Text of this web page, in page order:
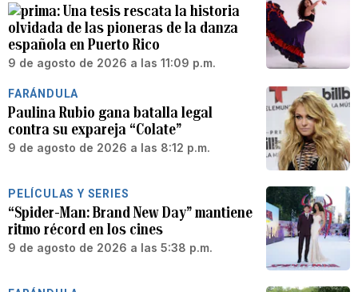
Una tesis rescata la historia
olvidada de las pioneras de la danza
española en Puerto Rico
9 de agosto de 2026 a las 11:09 p.m.
FARÁNDULA
Paulina Rubio gana batalla legal
contra su expareja “Colate”
9 de agosto de 2026 a las 8:12 p.m.
PELÍCULAS Y SERIES
“Spider-Man: Brand New Day” mantiene
ritmo récord en los cines
9 de agosto de 2026 a las 5:38 p.m.